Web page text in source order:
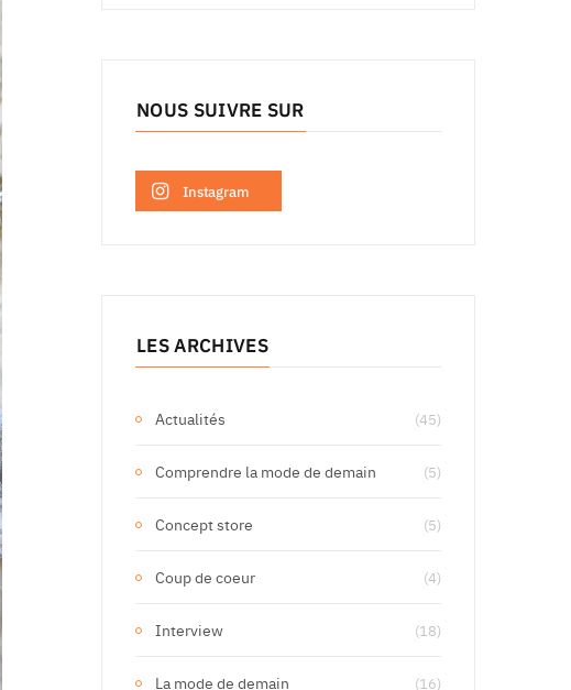
NOUS SUIVRE SUR
Instagram
LES ARCHIVES
Actualités (45)
Comprendre la mode de demain (5)
Concept store (5)
Coup de coeur (4)
Interview (18)
La mode de demain (16)